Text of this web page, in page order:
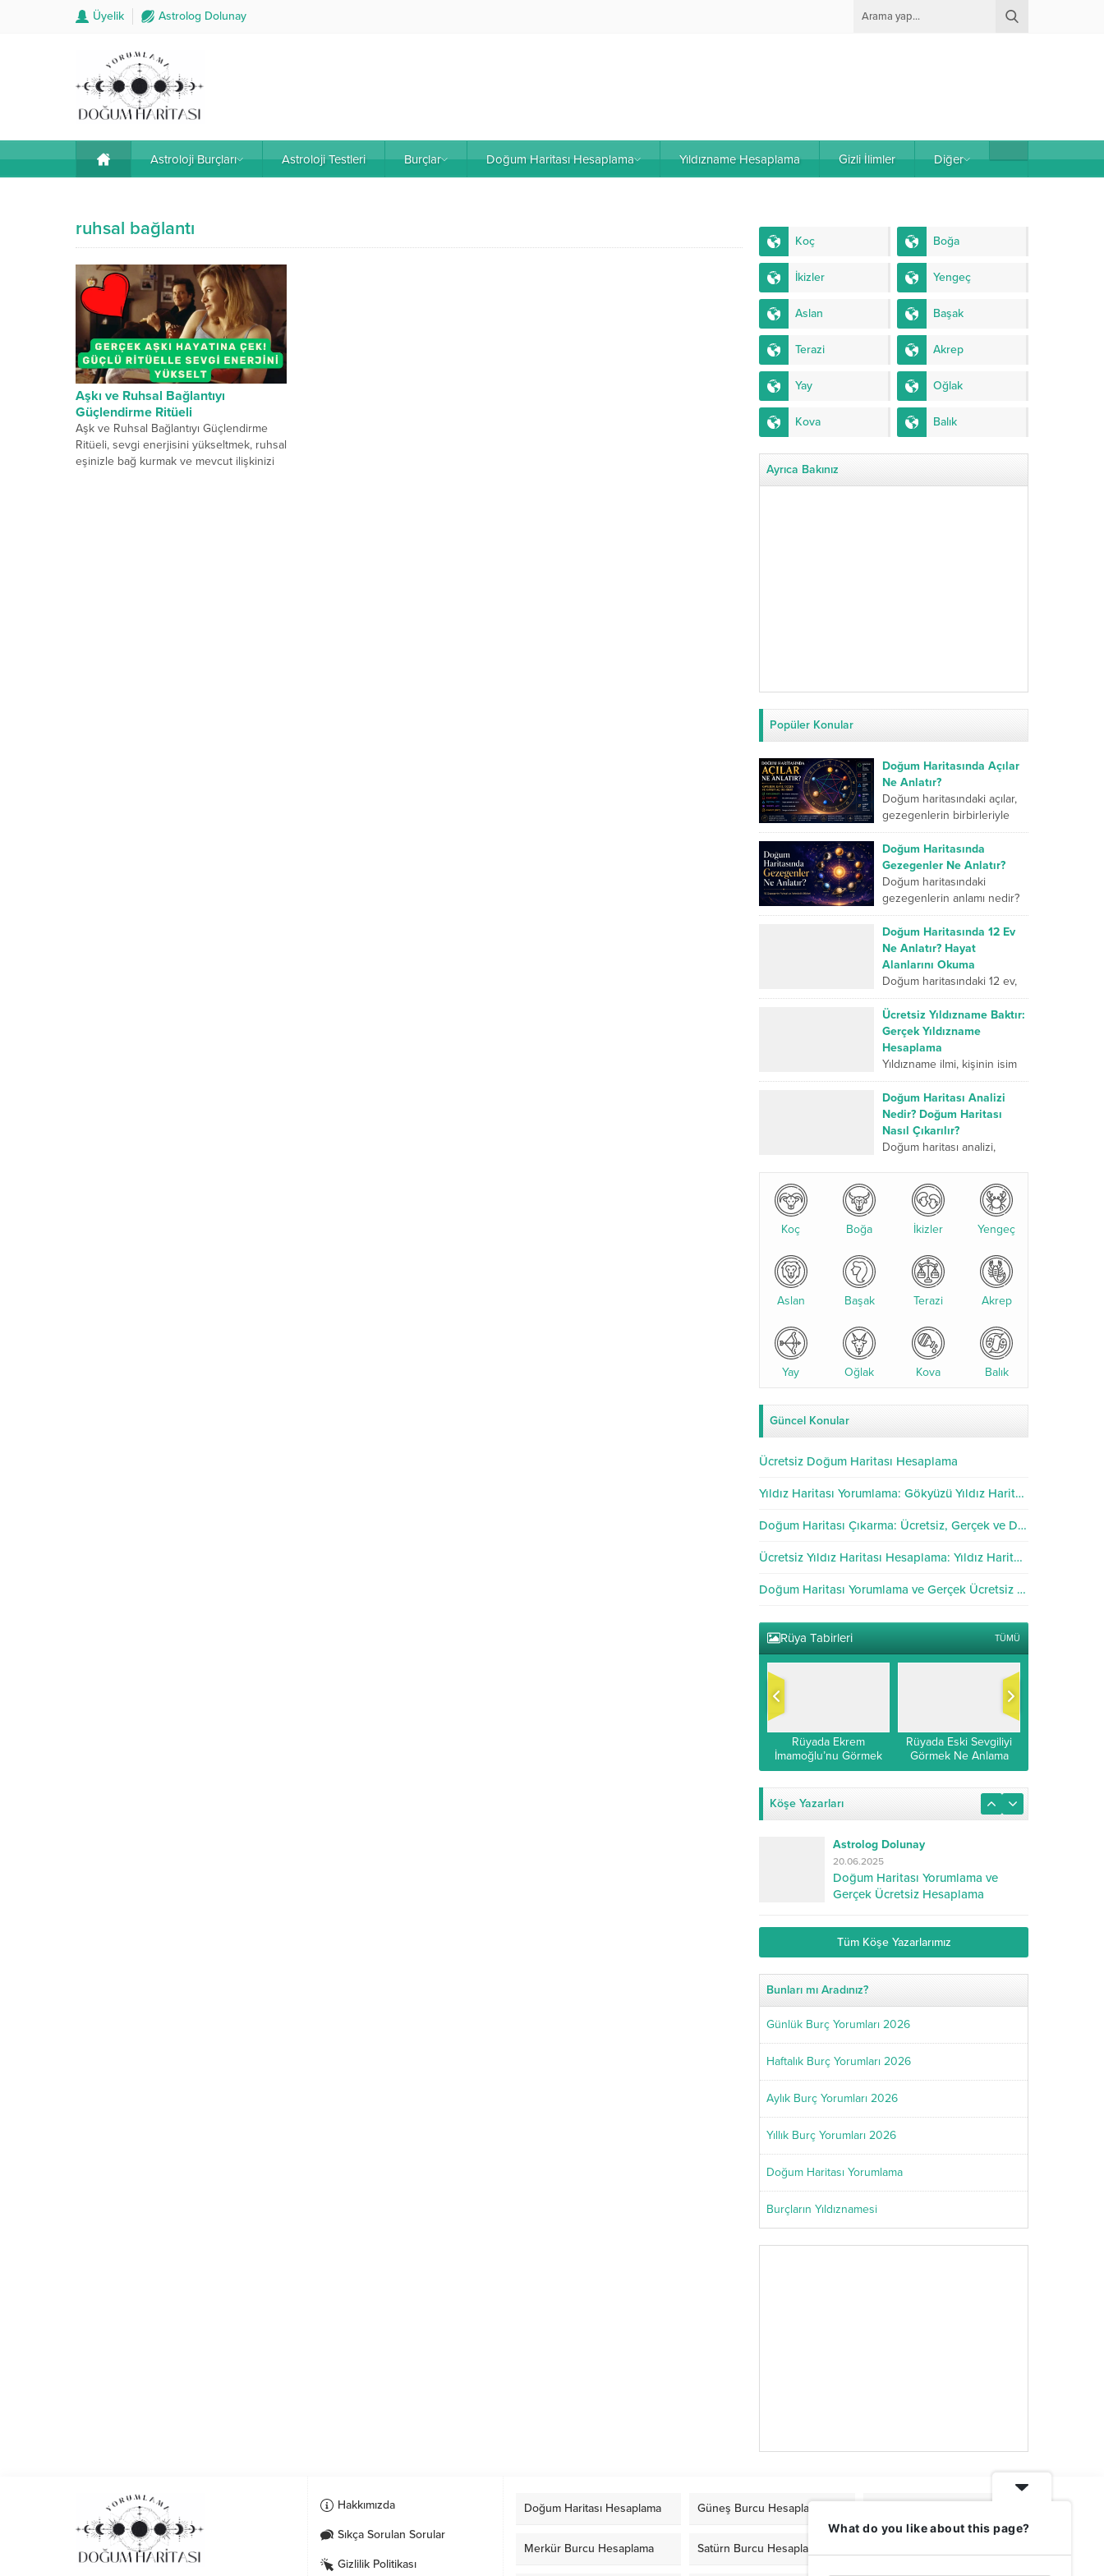
Üyelik Astrolog Dolunay
Astroloji Burçları Astroloji Testleri Burçlar Doğum Haritası Hesaplama Yıldızname Hesaplama Gizli İlimler Diğer
ruhsal bağlantı
Aşkı ve Ruhsal Bağlantıyı
Güçlendirme Ritüeli
Aşk ve Ruhsal Bağlantıyı Güçlendirme
Ritüeli, sevgi enerjisini yükseltmek, ruhsal
eşinizle bağ kurmak ve mevcut ilişkinizi
Koç Boğa
İkizler Yengeç
Aslan Başak
Terazi Akrep
Yay Oğlak
Kova Balık
Ayrıca Bakınız
Popüler Konular
Doğum Haritasında Açılar
Ne Anlatır?
Doğum haritasındaki açılar,
gezegenlerin birbirleriyle
kurduğu geometrik ilişkileri
ve kişinin iç dünyasındaki
farklı enerjilerin nasıl
çalıştığını gösterir. Kavuşum
açısı iki...
Doğum Haritasında
Gezegenler Ne Anlatır?
Doğum haritasındaki
gezegenlerin anlamı nedir?
İnsanın karakterini,
duygularını, düşünme
biçimini, ilişkilerini, mücadele
gücünü ve yaşam
yolculuğunda geliştirmesi
gereken yönlerini sembolik...
Doğum Haritasında 12 Ev
Ne Anlatır? Hayat
Alanlarını Okuma
Doğum haritasındaki 12 ev,
insan hayatının farklı
alanlarını sembolik olarak
anlatan temel bölümlerdir.
Birinci ev kişinin dış dünyaya
sunduğu kimliği...
Ücretsiz Yıldızname Baktır:
Gerçek Yıldızname
Hesaplama
Yıldızname ilmi, kişinin isim
enerjisi, doğum tarihi ve
ebced hesaplamaları
üzerinden yapılan kadim bir
değerlendirme sistemidir.
Son yıllarda özellikle
Doğum Haritası Analizi
Nedir? Doğum Haritası
Nasıl Çıkarılır?
Doğum haritası analizi,
yapılan detaylı bir astrolojik
değerlendirmedir. Bu analiz,
karakter yapısı, ilişkiler,
Koç Boğa İkizler Yengeç
Aslan Başak Terazi Akrep
Yay Oğlak Kova Balık
Güncel Konular
Ücretsiz Doğum Haritası Hesaplama
Yıldız Haritası Yorumlama: Gökyüzü Yıldız Haritası Analizi
Doğum Haritası Çıkarma: Ücretsiz, Gerçek ve Doğru Hesaplama
Ücretsiz Yıldız Haritası Hesaplama: Yıldız Haritası Hesapla
Doğum Haritası Yorumlama ve Gerçek Ücretsiz Hesaplama
Rüya Tabirleri TÜMÜ
Rüyada Ekrem
İmamoğlu’nu Görmek
İslami ve Diyanet
Rüyada Eski Sevgiliyi
Görmek Ne Anlama
Gelir?
Köşe Yazarları
Astrolog Dolunay
20.06.2025
Doğum Haritası Yorumlama ve
Gerçek Ücretsiz Hesaplama
Tüm Köşe Yazarlarımız
Bunları mı Aradınız?
Günlük Burç Yorumları 2026
Haftalık Burç Yorumları 2026
Aylık Burç Yorumları 2026
Yıllık Burç Yorumları 2026
Doğum Haritası Yorumlama
Burçların Yıldıznamesi
Hakkımızda
Sıkça Sorulan Sorular
Gizlilik Politikası
Doğum Haritası Hesaplama Güneş Burcu Hesaplama
Merkür Burcu Hesaplama Satürn Burcu Hesaplama
What do you like about this page?